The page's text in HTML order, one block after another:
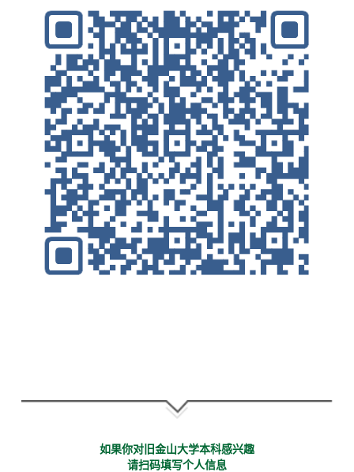
如果你对旧金山大学本科感兴趣
请扫码填写个人信息